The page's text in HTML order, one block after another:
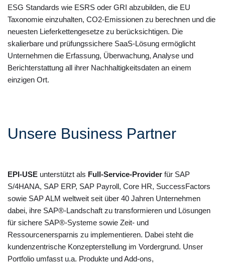
ESG Standards wie ESRS oder GRI abzubilden, die EU
Taxonomie einzuhalten, CO2-Emissionen zu berechnen und die
neuesten Lieferkettengesetze zu berücksichtigen. Die
skalierbare und prüfungssichere SaaS-Lösung ermöglicht
Unternehmen die Erfassung, Überwachung, Analyse und
Berichterstattung all ihrer Nachhaltigkeitsdaten an einem
einzigen Ort.
Unsere Business Partner
EPI-USE unterstützt als Full-Service-Provider für SAP
S/4HANA, SAP ERP, SAP Payroll, Core HR, SuccessFactors
sowie SAP ALM weltweit seit über 40 Jahren Unternehmen
dabei, ihre SAP®-Landschaft zu transformieren und Lösungen
für sichere SAP®-Systeme sowie Zeit- und
Ressourcenersparnis zu implementieren. Dabei steht die
kundenzentrische Konzepterstellung im Vordergrund. Unser
Portfolio umfasst u.a. Produkte und Add-ons,